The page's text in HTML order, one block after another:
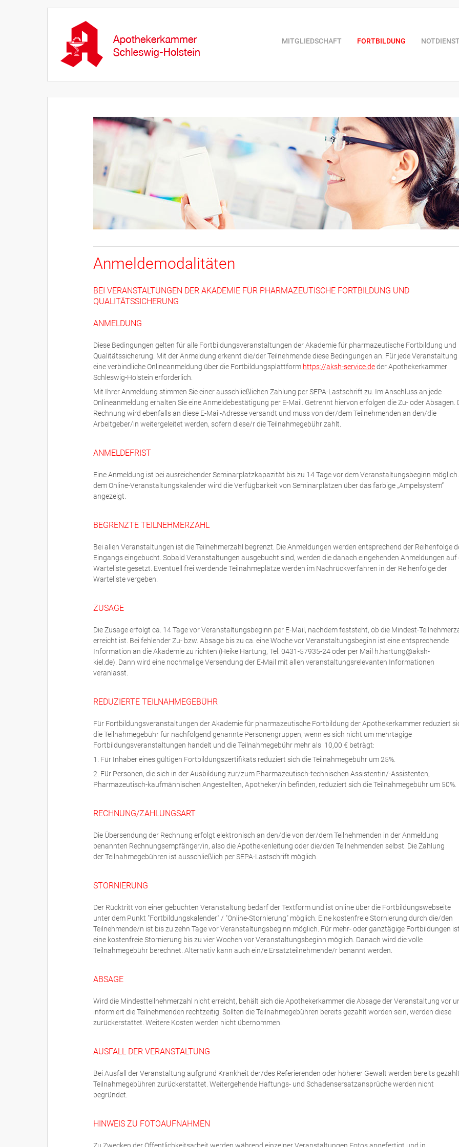
MITGLIEDSCHAFT FORTBILDUNG
Anmeldemodalitäten
BEI VERANSTALTUNGEN DER AKADEMIE FÜR PHARMAZEUTISCHE FORTBILDUNG UND
QUALITÄTSSICHERUNG
ANMELDUNG
Diese Bedingungen gelten für alle Fortbildungsveranstaltungen der Akademie für pharmazeutische Fortbildung und
Qualitätssicherung. Mit der Anmeldung erkennt die/der Teilnehmende diese Bedingungen an. Für jede
eine verbindliche Onlineanmeldung über die Fortbildungsplattform https://aksh-service.deder Apothekerkammer
Schleswig-Holstein erforderlich.
Mit Ihrer Anmeldung stimmen Sie einer ausschließlichen Zahlung per SEPA-Lastschrift zu. Im Anschluss an jede
Onlineanmeldung erhalten Sie eine Anmeldebestätigung per E-Mail. Getrennt hiervon erfolgen die Zu- oder Absagen.
Rechnung wird ebenfalls an diese E-Mail-Adresse versandt und muss von der/dem Teilnehmenden an den/die
Arbeitgeber/in weitergeleitet werden, sofern diese/r die Teilnahmegebühr zahlt.
ANMELDEFRIST
Eine Anmeldung ist bei ausreichender Seminarplatzkapazität bis zu 14 Tage vor dem Veranstaltungsbeginn
dem Online-Veranstaltungskalender wird die Verfügbarkeit von Seminarplätzen über das farbige „Ampelsystem“
angezeigt.
BEGRENZTE TEILNEHMERZAHL
Bei allen Veranstaltungen ist die Teilnehmerzahl begrenzt. Die Anmeldungen werden entsprechend der Reihenfolge
Eingangs eingebucht. Sobald Veranstaltungen ausgebucht sind, werden die danach eingehenden Anmeldungen auf
Warteliste gesetzt. Eventuell frei werdende Teilnahmeplätze werden im Nachrückverfahren in der Reihenfolge der
Warteliste vergeben.
ZUSAGE
Die Zusage erfolgt ca. 14 Tage vor Veranstaltungsbeginn per E-Mail, nachdem feststeht, ob die Mindest-
erreicht ist. Bei fehlender Zu- bzw. Absage bis zu ca. eine Woche vor Veranstaltungsbeginn ist eine entsprechende
Information an die Akademie zu richten (Heike Hartung, Tel. 0431-57935-24 oder per Mail h.hartung@aksh-
kiel.de). Dann wird eine nochmalige Versendung der E-Mail mit allen veranstaltungsrelevanten Informationen
veranlasst.
REDUZIERTE TEILNAHMEGEBÜHR
Für Fortbildungsveranstaltungen der Akademie für pharmazeutische Fortbildung der Apothekerkammer reduziert
die Teilnahmegebühr für nachfolgend genannte Personengruppen, wenn es sich nicht um mehrtägige
Fortbildungsveranstaltungen handelt und die Teilnahmegebühr mehr als 10,00 € beträgt:
1. Für Inhaber eines gültigen Fortbildungszertifikats reduziert sich die Teilnahmegebühr um 25%.
2. Für Personen, die sich in der Ausbildung zur/zum Pharmazeutisch-technischen Assistentin/-Assistenten,
Pharmazeutisch-kaufmännischen Angestellten, Apotheker/in befinden, reduziert sich die Teilnahmegebühr um 50%.
RECHNUNG/ZAHLUNGSART
Die Übersendung der Rechnung erfolgt elektronisch an den/die von der/dem Teilnehmenden in der Anmeldung
benannten Rechnungsempfänger/in, also die Apothekenleitung oder die/den Teilnehmenden selbst. Die Zahlung
der Teilnahmegebühren ist ausschließlich per SEPA-Lastschrift möglich.
STORNIERUNG
Der Rücktritt von einer gebuchten Veranstaltung bedarf der Textform und ist online über die Fortbildungswebseite
unter dem Punkt "Fortbildungskalender" / "Online-Stornierung" möglich. Eine kostenfreie Stornierung durch die/den
Teilnehmende/n ist bis zu zehn Tage vor Veranstaltungsbeginn möglich. Für mehr- oder ganztägige Fortbildungen
eine kostenfreie Stornierung bis zu vier Wochen vor Veranstaltungsbeginn möglich. Danach wird die volle
Teilnahmegebühr berechnet. Alternativ kann auch ein/e Ersatzteilnehmende/r benannt werden.
ABSAGE
Wird die Mindestteilnehmerzahl nicht erreicht, behält sich die Apothekerkammer die Absage der Veranstaltung vor
informiert die Teilnehmenden rechtzeitig. Sollten die Teilnahmegebühren bereits gezahlt worden sein, werden diese
zurückerstattet. Weitere Kosten werden nicht übernommen.
AUSFALL DER VERANSTALTUNG
Bei Ausfall der Veranstaltung aufgrund Krankheit der/des Referierenden oder höherer Gewalt werden bereits
Teilnahmegebühren zurückerstattet. Weitergehende Haftungs- und Schadensersatzansprüche werden nicht
begründet.
HINWEIS ZU FOTOAUFNAHMEN